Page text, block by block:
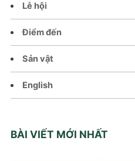
Lễ hội
Điểm đến
Sản vật
English
BÀI VIẾT MỚI NHẤT